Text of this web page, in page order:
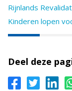
Rijnlands
Kinderen lopen
Deel deze